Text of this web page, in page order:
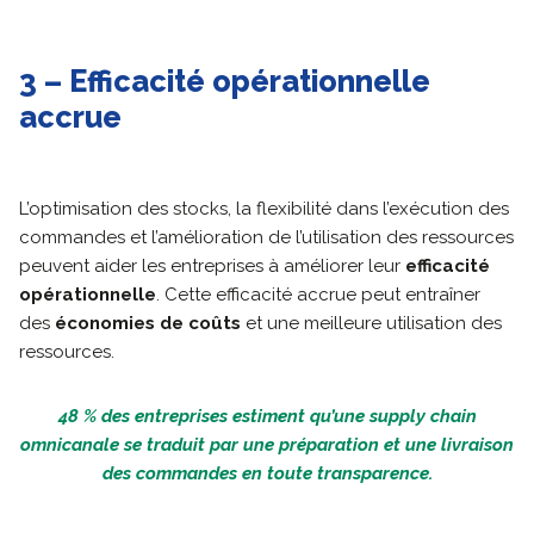
3 – Efficacité opérationnelle
accrue
L’optimisation des stocks, la flexibilité dans l’exécution des
commandes et l’amélioration de l’utilisation des ressources
peuvent aider les entreprises à améliorer leur efficacité
opérationnelle. Cette efficacité accrue peut entraîner
des économies de coûts et une meilleure utilisation des
ressources.
48 % des entreprises estiment qu’une supply chain
omnicanale se traduit par une préparation et une livraison
des commandes en toute transparence.